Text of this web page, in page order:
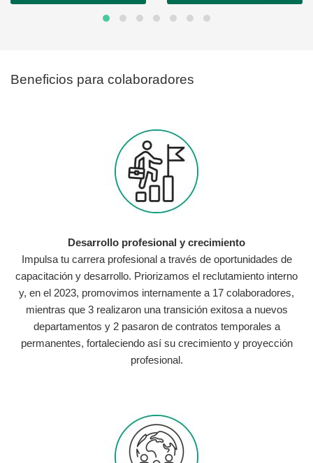
Beneficios para colaboradores
Desarrollo profesional y crecimiento
Impulsa tu carrera profesional a través de oportunidades de
capacitación y desarrollo. Priorizamos el reclutamiento interno
y, en el 2023, promovimos internamente a 17 colaboradores,
mientras que 3 realizaron una transición exitosa a nuevos
departamentos y 2 pasaron de contratos temporales a
permanentes, fortaleciendo así su crecimiento y proyección
profesional.